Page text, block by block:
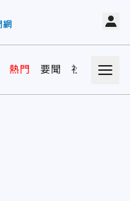
熱門 要聞 社會 娛樂